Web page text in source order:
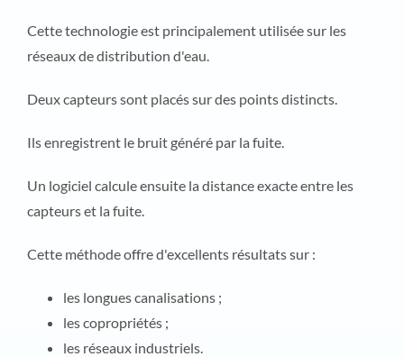
Cette technologie est principalement utilisée sur les
réseaux de distribution d'eau.
Deux capteurs sont placés sur des points distincts.
Ils enregistrent le bruit généré par la fuite.
Un logiciel calcule ensuite la distance exacte entre les
capteurs et la fuite.
Cette méthode offre d'excellents résultats sur :
les longues canalisations ;
les copropriétés ;
les réseaux industriels.